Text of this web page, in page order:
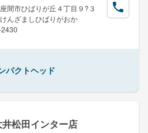
間市ひばりが丘４丁目９?３
んざましひばりがおか
パクトヘッド
松田インター店